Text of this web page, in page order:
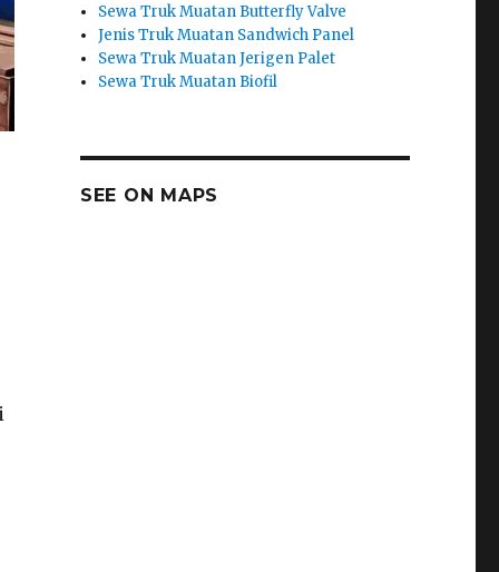
Sewa Truk Muatan Butterfly Valve
Jenis Truk Muatan Sandwich Panel
Sewa Truk Muatan Jerigen Palet
Sewa Truk Muatan Biofil
SEE ON MAPS